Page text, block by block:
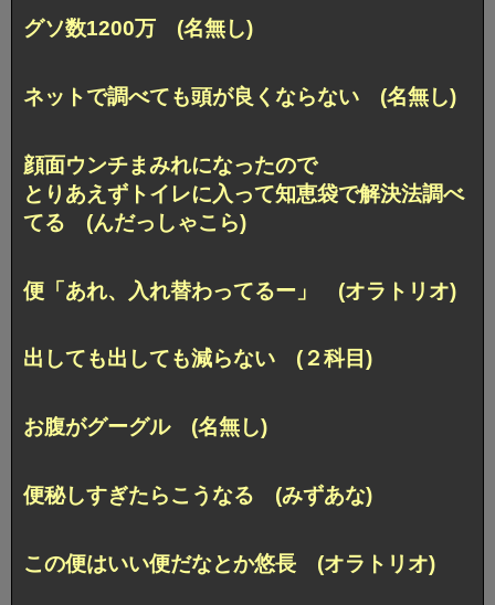
グソ数1200万 (名無し)
ネットで調べても頭が良くならない (名無し)
顔面ウンチまみれになったので
とりあえずトイレに入って知恵袋で解決法調べ
てる (んだっしゃこら)
便「あれ、入れ替わってるー」 (オラトリオ)
出しても出しても減らない (２科目)
お腹がグーグル (名無し)
便秘しすぎたらこうなる (みずあな)
この便はいい便だなとか悠長 (オラトリオ)